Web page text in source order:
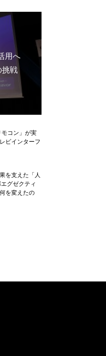
用へ
挑戦
モコン」が実
ビインターフ
を支えた「人
グゼクティ
を変えたの